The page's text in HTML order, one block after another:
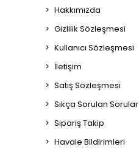
Hakkımızda
Gizlilik Sözleşmesi
Kullanıcı Sözleşmesi
İletişim
Satış Sözleşmesi
Sıkça Sorulan Sorular
Sipariş Takip
Havale Bildirimleri